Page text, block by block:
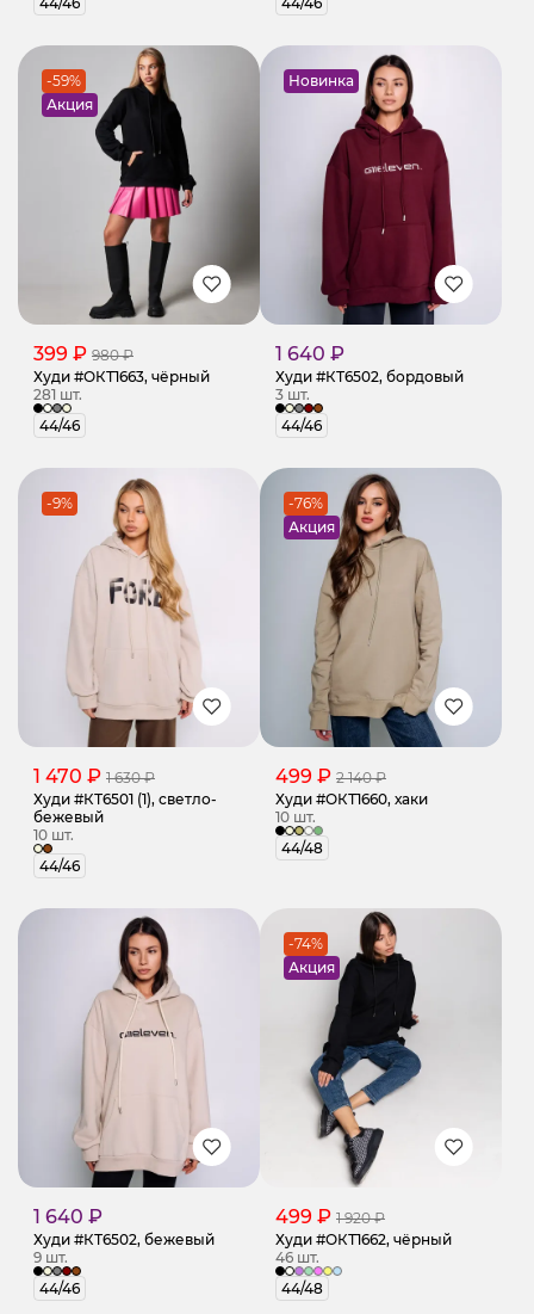
-59%
Акция
399 ₽ 980 ₽
Худи #ОКТ1663, чёрный
281 шт.
44/46
Новинка
1 640 ₽
Худи #КТ6502, бордовый
3 шт.
44/46
-9%
1 470 ₽ 1 630 ₽
Худи #КТ6501 (1), светло-
бежевый
10 шт.
44/46
-76%
Акция
499 ₽ 2 140 ₽
Худи #ОКТ1660, хаки
10 шт.
44/48
1 640 ₽
Худи #КТ6502, бежевый
9 шт.
44/46
-74%
Акция
499 ₽ 1 920 ₽
Худи #ОКТ1662, чёрный
46 шт.
44/48